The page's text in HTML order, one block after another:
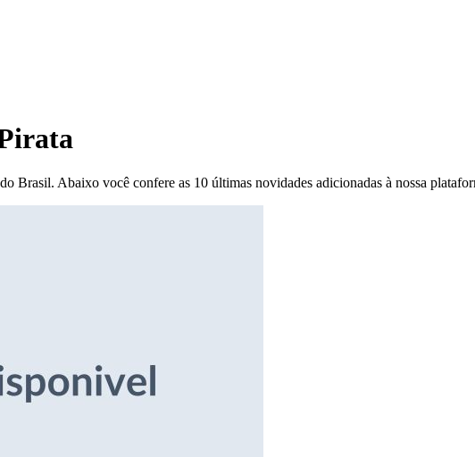
Brasil. Abaixo você confere as 10 últimas novidades adicionadas à nossa